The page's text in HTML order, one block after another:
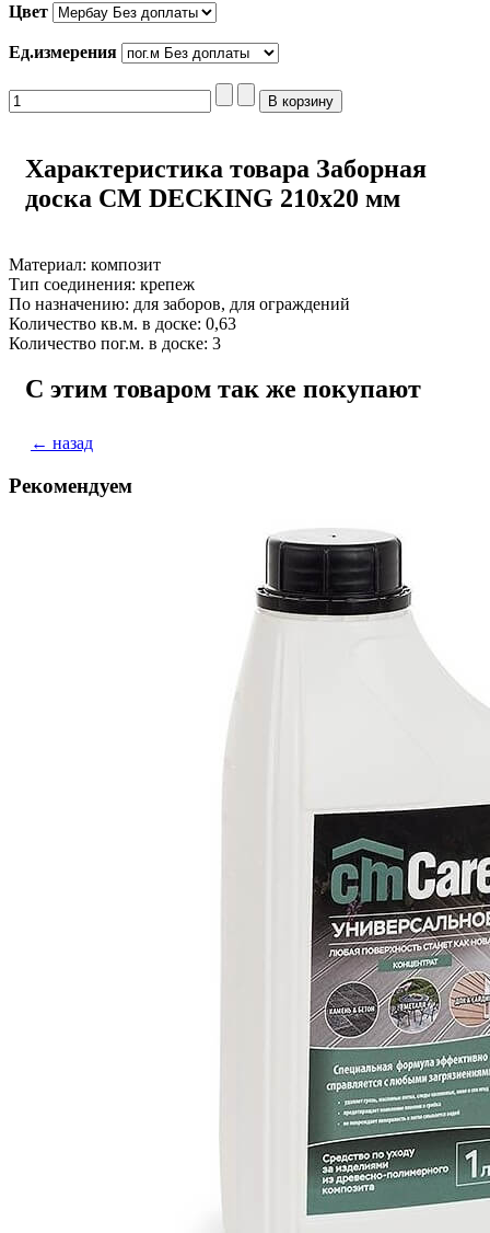
Цвет
Ед.измерения
Характеристика товара Заборная
доска CM DECKING 210x20 мм
Материал: композит
Тип соединения: крепеж
По назначению: для заборов, для ограждений
Количество кв.м. в доске: 0,63
Количество пог.м. в доске: 3
С этим товаром так же покупают
← назад
Рекомендуем